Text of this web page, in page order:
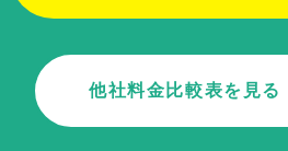
他社料金比較表を見る